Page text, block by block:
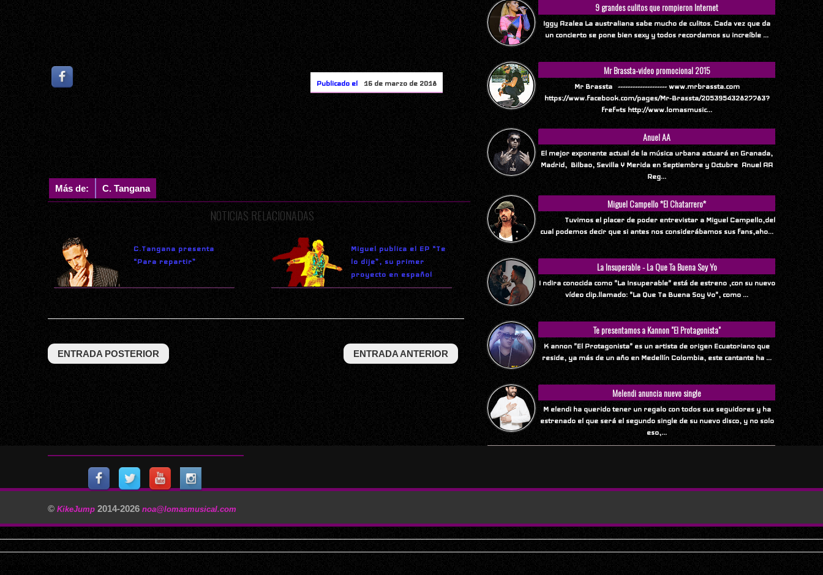
Publicado el 16 de marzo de 2018
Más de: C. Tangana
NOTICIAS RELACIONADAS
C.Tangana presenta
“Para repartir”
Miguel publica el EP “Te
lo dije”, su primer
proyecto en español
ENTRADA POSTERIOR ENTRADA ANTERIOR
9 grandes culitos que rompieron Internet
Iggy Azalea La australiana sabe mucho de culitos. Cada vez que da
un concierto se pone bien sexy y todos recordamos su increíble ...
Mr Brassta-video promocional 2015
Mr Brassta -------------------- www.mrbrassta.com
https://www.facebook.com/pages/Mr-Brassta/205395432827783?
fref=ts http://www.lomasmusic...
Anuel AA
El mejor exponente actual de la música urbana actuará en Granada,
Madrid, Bilbao, Sevilla Y Merida en Septiembre y Octubre Anuel AA
Reg...
Miguel Campello *El Chatarrero*
Tuvimos el placer de poder entrevistar a Miguel Campello,del
cual podemos decir que si antes nos considerábamos sus fans,aho...
La Insuperable - La Que Ta Buena Soy Yo
I ndira conocida como "La Insuperable" está de estreno ,con su nuevo
vídeo clip.llamado: "La Que Ta Buena Soy Yo", como ...
Te presentamos a Kannon "El Protagonista"
K annon "El Protagonista" es un artista de origen Ecuatoriano que
reside, ya más de un año en Medellín Colombia, este cantante ha ...
Melendi anuncia nuevo single
M elendi ha querido tener un regalo con todos sus seguidores y ha
estrenado el que será el segundo single de su nuevo disco, y no solo
eso,...
© KikeJump 2014-2026 noa@lomasmusical.com
11/29/2025, 3:40:57 AM